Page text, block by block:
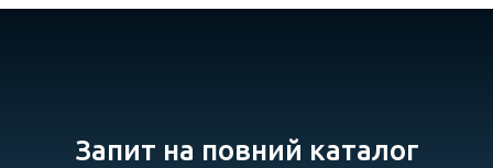
Запит на повний каталог